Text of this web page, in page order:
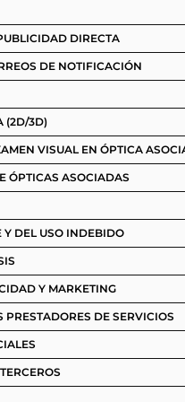
DIRECTA
DE NOTIFICACIÓN
(2D/3D)
VISUAL EN ÓPTICA
ÓPTICAS ASOCIADAS
Y DEL USO INDEBIDO
Y MARKETING
PRESTADORES DE SERVICIOS